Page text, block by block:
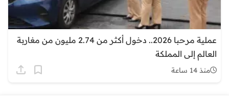
عملية مرحبا 2026.. دخول أكثر من 2.74 مليون من مغاربة
العالم إلى المملكة
منذ 14 ساعة